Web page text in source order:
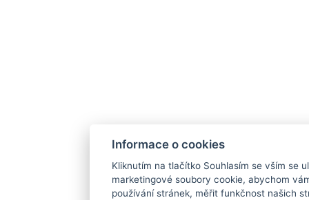
Informace o cookies
Kliknutím na tlačítko Souhlasím se vším se
marketingové soubory cookie, abychom
používání stránek, měřit funkčnost našich